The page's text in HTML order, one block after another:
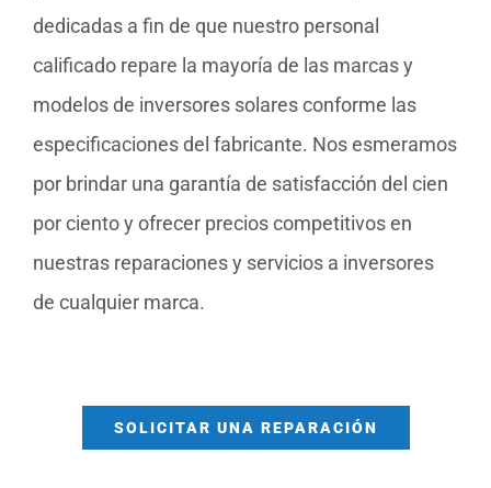
dedicadas a fin de que nuestro personal
calificado repare la mayoría de las marcas y
modelos de inversores solares conforme las
especificaciones del fabricante. Nos esmeramos
por brindar una garantía de satisfacción del cien
por ciento y ofrecer precios competitivos en
nuestras reparaciones y servicios a inversores
de cualquier marca.
SOLICITAR UNA REPARACIÓN